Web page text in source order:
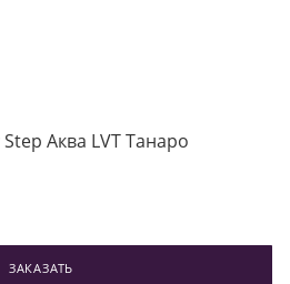
Аква LVT Танаро
ЗАКАЗАТЬ